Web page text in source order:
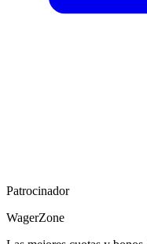
Patrocinador
WagerZone